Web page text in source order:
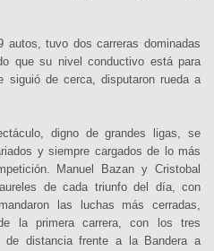
autos, tuvo dos carreras dominadas
que su nivel conductivo está para
siguió de cerca, disputaron rueda a
digno de grandes ligas, se
y siempre cargados de lo más
Manuel Bazan y Cristobal
de cada triunfo del día, con
las luchas más cerradas,
la primera carrera, con los tres
de distancia frente a la Bandera a